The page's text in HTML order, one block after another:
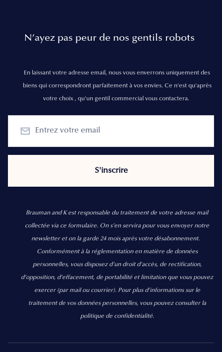
N’ayez pas peur de nos gentils robots
En laissant votre adresse email, nous vous enverrons uniquement des
biens qui correspondront parfaitement à vos envies. Ce n'est qu'après
votre choix , qu'un gentil commercial vous contactera.
Brauman and K est responsable du traitement de votre adresse mail
collectée via ce formulaire. On s’en servira pour vous envoyer notre
newsletter et on la garde 24 mois après votre désabonnement.
Conformément à la réglementation en matière de données
personnelles, vous disposez d'un droit d'accès, de rectification,
d’opposition, d’effacement, de portabilité et limitation que vous pouvez
exercer (par mail ou courrier). Pour plus d’informations sur le
traitement de vos données personnelles, vous pouvez consulter la
politique de confidentialité.